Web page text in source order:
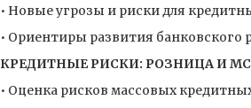
• Новые угрозы и риски для
• Ориентиры развития банковского
КРЕДИТНЫЕ РИСКИ: РОЗНИЦА И
• Оценка рисков массовых